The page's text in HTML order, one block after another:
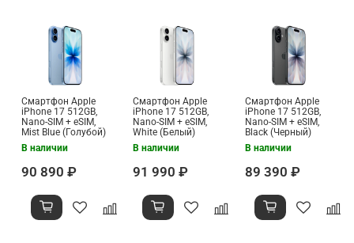
Смартфон Apple
iPhone 17 512GB,
Nano-SIM + eSIM,
Mist Blue (Голубой)
В наличии
90 890 ₽
Смартфон Apple
iPhone 17 512GB,
Nano-SIM + eSIM,
White (Белый)
В наличии
91 990 ₽
Смартфон Apple
iPhone 17 512GB,
Nano-SIM + eSIM,
Black (Черный)
В наличии
89 390 ₽